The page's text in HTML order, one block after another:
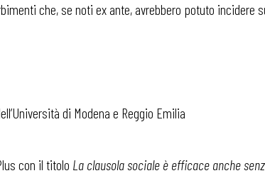
che, se noti ex ante, avrebbero potuto incidere
di Modena e Reggio Emilia
con il titolo La clausola sociale è efficace anche